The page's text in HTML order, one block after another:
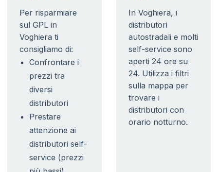
Per risparmiare
sul GPL in
Voghiera ti
consigliamo di:
Confrontare i
prezzi tra
diversi
distributori
Prestare
attenzione ai
distributori self-
service (prezzi
In Voghiera, i
distributori
autostradali e molti
self-service sono
aperti 24 ore su
24. Utilizza i filtri
sulla mappa per
trovare i
distributori con
orario notturno.